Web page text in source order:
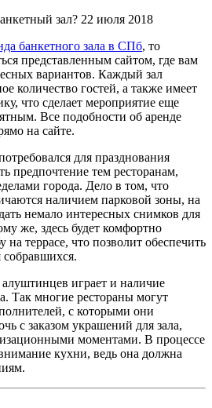
банкетного зала в СПб, то
представленным сайтом, где вам
вариантов. Каждый зал
количество гостей, а также имеет
что сделает мероприятие еще
Все подобности об аренде
на сайте.
для празднования
предпочтение тем ресторанам,
города. Дело в том, что
наличием парковой зоны, на
немало интересных снимков для
же, здесь будет комфортно
террасе, что позволит обеспечить
играет и наличие
Так многие рестораны могут
с которыми они
с заказом украшений для зала,
моментами. В процессе
кухни, ведь она должна